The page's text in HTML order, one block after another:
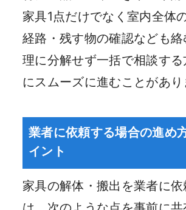
家具1点だけでなく室内全体
経路・残す物の確認なども
理に分解せず一括で相談す
にスムーズに進むことがあり
業者に依頼する場合の進め
イント
家具の解体・搬出を業者に